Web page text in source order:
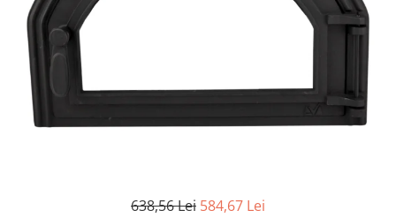
638,56 Lei 584,67 Lei